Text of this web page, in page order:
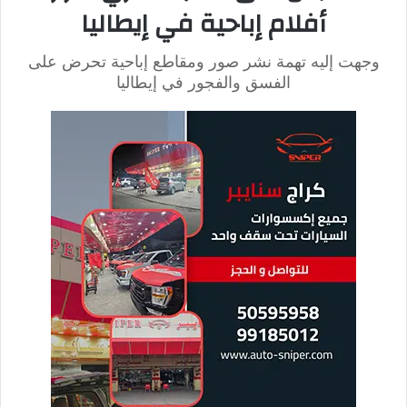
أطلقت شركة Mattel مجموعتها الخاصة المستوحاة من فيلم
.حيث أظهر
إعلان ترويجي على إنستغرام سينثيا إيريفو وأريانا غراندي،.اللتان